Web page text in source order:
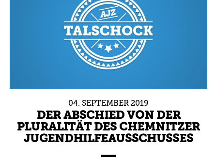
04. SEPTEMBER 2019
DER ABSCHIED VON DER
PLURALITÄT DES CHEMNITZER
JUGENDHILFEAUSSCHUSSES